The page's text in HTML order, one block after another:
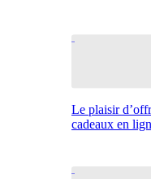
Le plaisir
cadeaux en